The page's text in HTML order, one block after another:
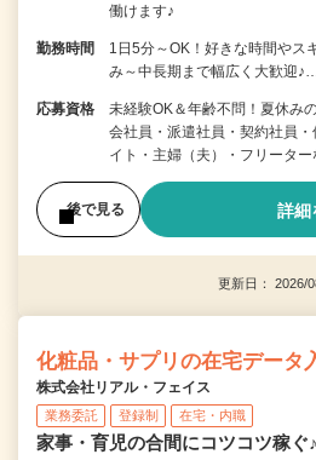
働けます♪
勤務時間
1日5分～OK！好きな時間や
み～中長期まで幅広く大歓迎♪…
応募資格
未経験OK＆年齢不問！夏休み
会社員・派遣社員・契約社員
イト・主婦（夫）・フリータ
後で見る 詳細
更新日： 2026/
化粧品・サプリの在宅データ
株式会社リアル・フェイス
業務委託 登録制 在宅・内職
家事・育児の合間にコツコツ稼